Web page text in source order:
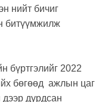
нийт бичиг
битүүмжилж
бүртгэлийг 2022
бөгөөд ажлын цаг
дээр дурдсан